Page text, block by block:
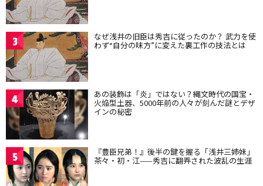
3 なぜ浅井の旧臣は秀吉に従ったのか？ 武力を使
わず“自分の味方”に変えた裏工作の技法とは
4 あの装飾は「炎」ではない？縄文時代の国宝・
火焔型土器、5000年前の人々が刻んだ謎とデザ
インの秘密
5 『豊臣兄弟！』後半の鍵を握る「浅井三姉妹」
茶々・初・江——秀吉に翻弄された波乱の生涯